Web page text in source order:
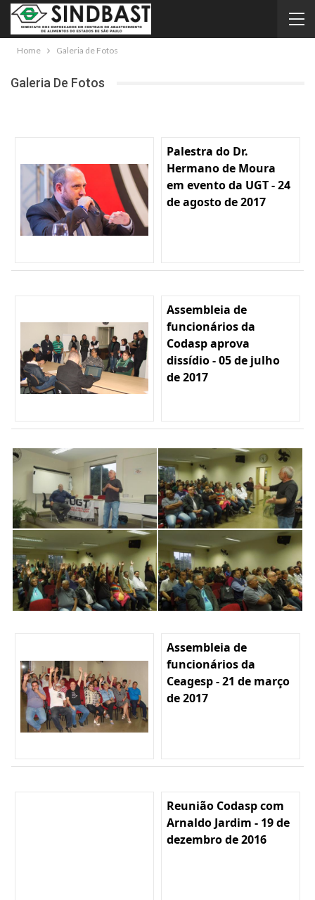
Home Galeria de Fotos
Galeria De Fotos
Palestra do Dr.
Hermano de Moura
em evento da UGT - 24
de agosto de 2017
Assembleia de
funcionários da
Codasp aprova
dissídio - 05 de julho
de 2017
Assembleia de
funcionários da
Ceagesp - 21 de março
de 2017
Reunião Codasp com
Arnaldo Jardim - 19 de
dezembro de 2016